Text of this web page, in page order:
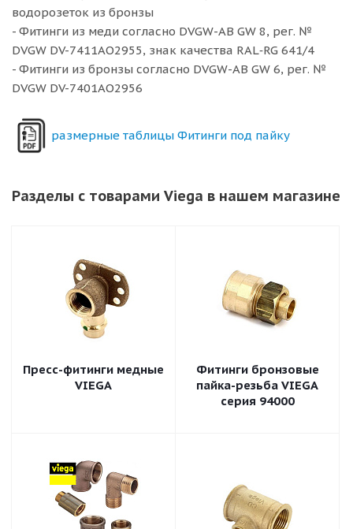
водорозеток из бронзы
- Фитинги из меди согласно DVGW-​AB GW 8, рег. №
DVGW DV-7411AO2955, знак качества RAL‑RG 641/4
- Фитинги из бронзы согласно DVGW-​AB GW 6, рег. №
DVGW DV-7401AO2956
размерные таблицы Фитинги под пайку
Разделы с товарами Viega в нашем магазине
Пресс-фитинги медные
VIEGA
Фитинги бронзовые
пайка-резьба VIEGA
серия 94000